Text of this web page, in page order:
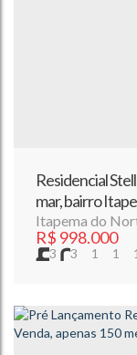
Residencial
mar, bairro
R$ 998.000
Itapema do
3 3 1 1 1